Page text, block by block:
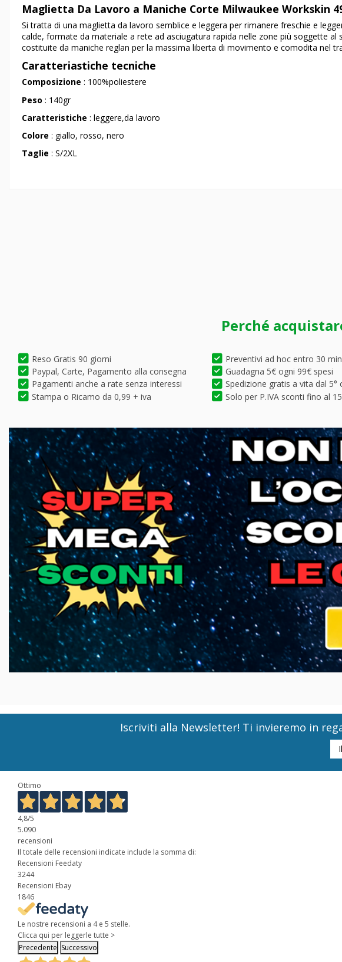
Maglietta Da Lavoro a Maniche Corte Milwaukee Workskin
Si tratta di una maglietta da lavoro semblice e leggera per rimanere freschie e
calde, formate da materiale a rete ad asciugatura rapida nelle zone più soggette al
costituite da maniche reglan per la massima liberta di movimento e comodita nel
Caratteriastiche tecniche
Composizione : 100%poliestere
Peso : 140gr
Caratteristiche : leggere,da lavoro
Colore : giallo, rosso, nero
Taglie : S/2XL
Perché
Reso Gratis 90 giorni
Paypal, Carte, Pagamento alla consegna
Pagamenti anche a rate senza interessi
Stampa o Ricamo da 0,99 + iva
Preventivi ad hoc entro 30
Guadagna 5€ ogni 99€ spesi
Spedizione gratis a vita dal 5°
Solo per P.IVA sconti fino al
Iscriviti alla Newsletter! Ti invieremo in
Ottimo
4,8/5
5.090
recensioni
Il totale delle recensioni indicate include la somma di:
Recensioni Feedaty
3244
Recensioni Ebay
1846
Le nostre recensioni a 4 e 5 stelle.
Clicca qui per leggerle tutte >
Precedente Successivo